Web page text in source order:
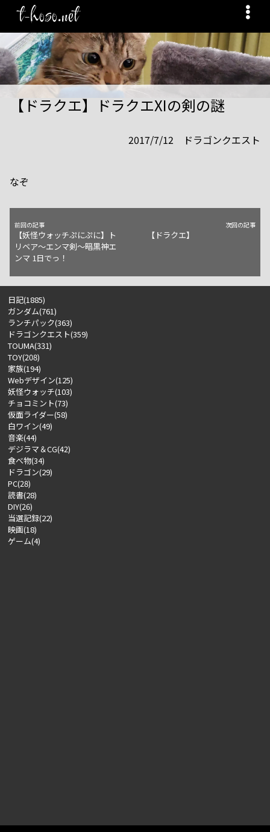
t-hoso.net
【ドラクエ】ドラクエXIの剣の謎
2017/7/12 ドラゴンクエスト
なぞ
前回の記事
【妖怪ウォッチぷにぷに】ト
リベア～エンマ剣～暗黒神エ
ンマ 1日でっ！
次回の記事
【ドラクエ】
日記(1885)
ガンダム(761)
ランチパック(363)
ドラゴンクエスト(359)
TOUMA(331)
TOY(208)
家族(194)
Webデザイン(125)
妖怪ウォッチ(103)
チョコミント(73)
仮面ライダー(58)
白ワイン(49)
音楽(44)
デジラマ＆CG(42)
食べ物(34)
ドラゴン(29)
PC(28)
読書(28)
DIY(26)
当選記録(22)
映画(18)
ゲーム(4)